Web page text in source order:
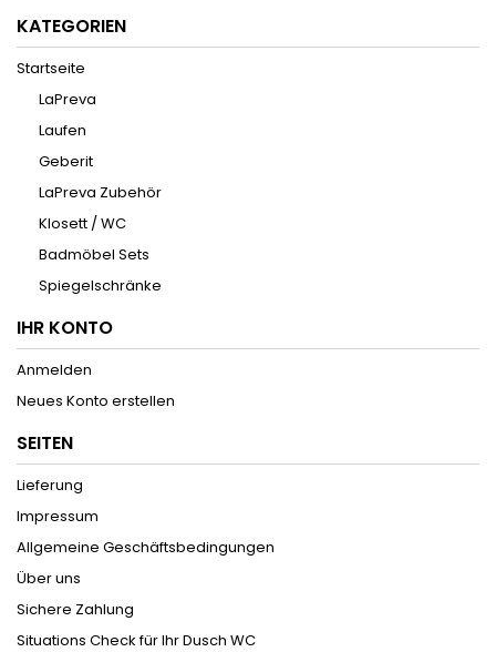
KATEGORIEN
Startseite
LaPreva
Laufen
Geberit
LaPreva Zubehör
Klosett / WC
Badmöbel Sets
Spiegelschränke
IHR KONTO
Anmelden
Neues Konto erstellen
SEITEN
Lieferung
Impressum
Allgemeine Geschäftsbedingungen
Über uns
Sichere Zahlung
Situations Check für Ihr Dusch WC